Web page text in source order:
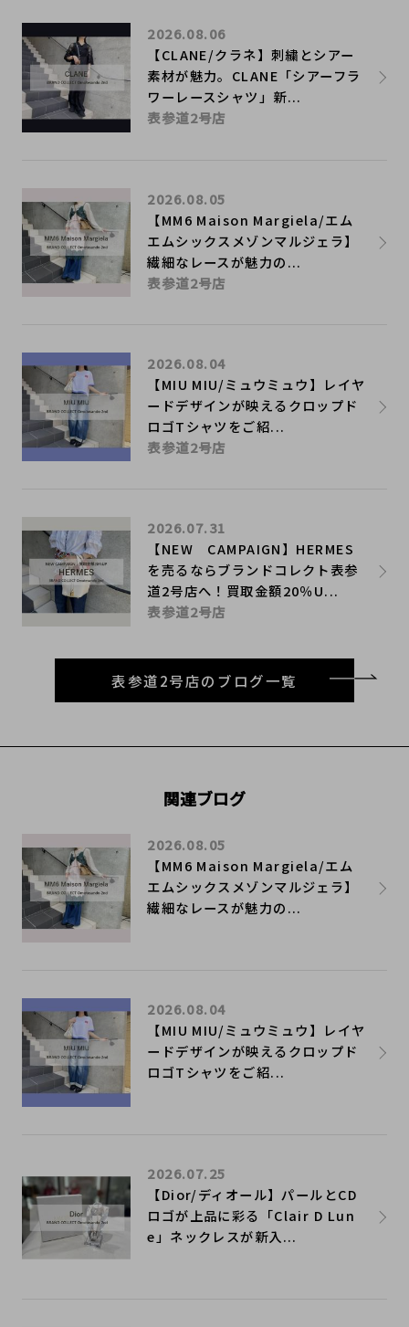
【CLANE/クラネ】刺繍とシアー
素材が魅力。CLANE「シアーフラ
ワーレースシャツ」新...
2026.08.06
表参道2号店
【MM6 Maison Margiela/エム
エムシックスメゾンマルジェラ】
繊細なレースが魅力の...
2026.08.05
表参道2号店
【MIU MIU/ミュウミュウ】レイヤ
ードデザインが映えるクロップド
ロゴTシャツをご紹...
2026.08.04
表参道2号店
【NEW CAMPAIGN】HERMES
を売るならブランドコレクト表参
道2号店へ！買取金額20％U...
2026.07.31
表参道2号店
表参道2号店のブログ一覧
関連ブログ
【MM6 Maison Margiela/エム
エムシックスメゾンマルジェラ】
繊細なレースが魅力の...
2026.08.05
【MIU MIU/ミュウミュウ】レイヤ
ードデザインが映えるクロップド
ロゴTシャツをご紹...
2026.08.04
【Dior/ディオール】パールとCD
ロゴが上品に彩る「Clair D Lun
e」ネックレスが新入...
2026.07.25